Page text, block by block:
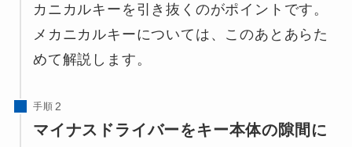
カニカルキーを引き抜くのがポイントです。
メカニカルキーについては、このあとあらた
めて解説します。
手順
マイナスドライバーをキー本体の隙間に